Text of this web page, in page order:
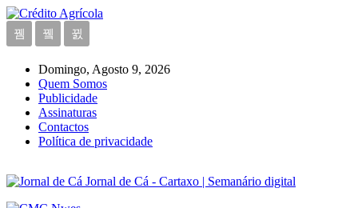
Domingo, Agosto 9, 2026
Quem Somos
Publicidade
Assinaturas
Contactos
Política de privacidade
Jornal de Cá - Cartaxo | Semanário digital